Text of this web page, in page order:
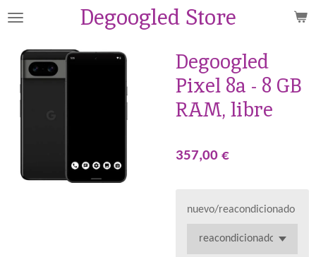
Ir
contenido
principal
Degoogled Store
Degoogled
Pixel 8a - 8 GB
RAM, libre
357,00 €
nuevo/reacondicionado